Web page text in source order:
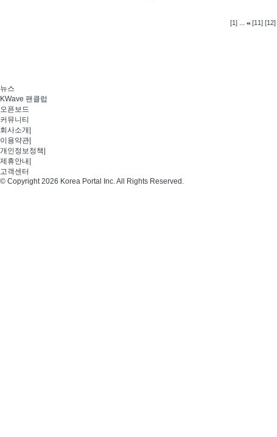
[1]... [11] [12]
뉴스
KWave 팬클럽
오픈보드
커뮤니티
회사소개
이용약관
개인정보정책
제휴안내
고객센터
© Copyright 2026 Korea Portal Inc. All Rights Reserved.